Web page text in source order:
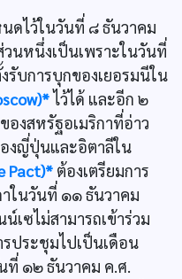
ดไว้ในวันที่ ๘ ธันวาคม
นหนึ่งเป็นเพราะในวันที่
รับการบุกของเยอรมนีใน
ไว้ได้ และอีก ๒
งสหรัฐอเมริกาที่อ่าว
งญี่ปุ่นและอิตาลีใน
Pact)* ต้องเตรียมการ
ในวันที่ ๑๑ ธันวาคม
ซไม่สามารถเข้าร่วม
รประชุมไปเป็นเดือน
ที่ ๑๒ ธันวาคม ค.ศ.